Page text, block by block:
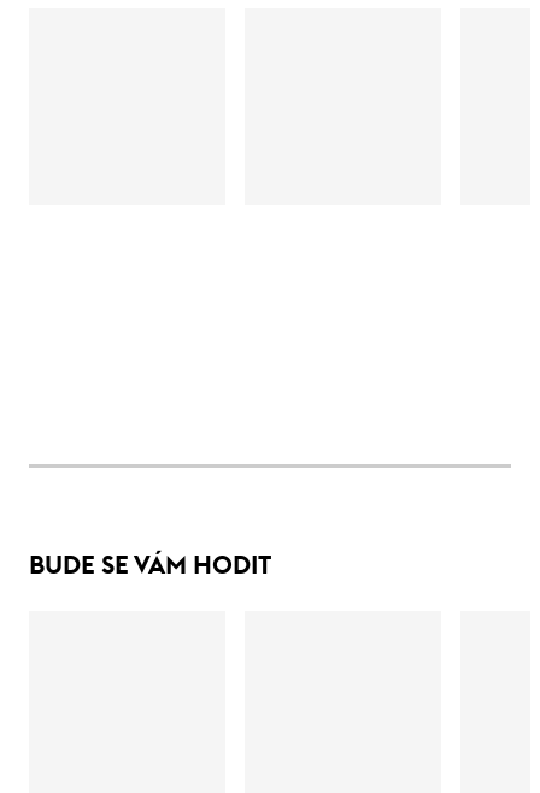
BUDE SE VÁM HODIT